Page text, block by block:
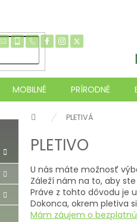
MOBILNÉ PRÍRODNÉ
DomovPLETIVÁ
PLETIVO
U nás máte možnosť
Záleží nám na to, aby
Práve z tohto dôvodu je
Dokonca, okrem pletiva
Mám záujem o